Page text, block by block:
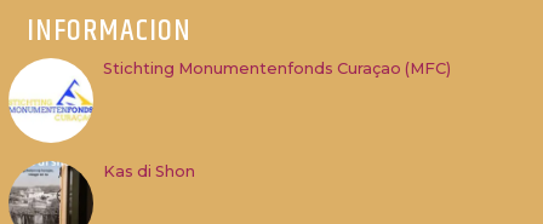
INFORMACION
Stichting Monumentenfonds Curaçao (MFC)
Kas di Shon